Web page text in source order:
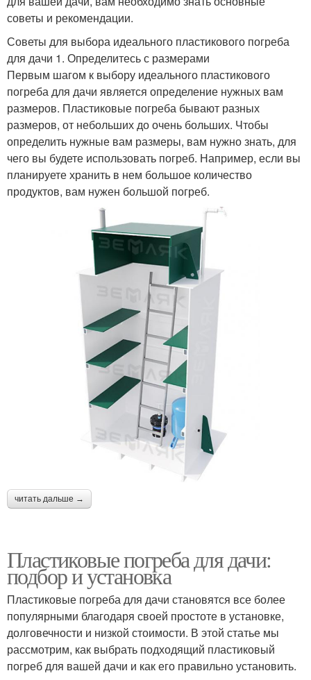
советы и рекомендации.
Советы для выбора идеального пластикового погреба
для дачи 1. Определитесь с размерами
Первым шагом к выбору идеального пластикового
погреба для дачи является определение нужных вам
размеров. Пластиковые погреба бывают разных
размеров, от небольших до очень больших. Чтобы
определить нужные вам размеры, вам нужно знать, для
чего вы будете использовать погреб. Например, если вы
планируете хранить в нем большое количество
продуктов, вам нужен большой погреб.
читать дальше →
Пластиковые погреба для дачи:
подбор и установка
Пластиковые погреба для дачи становятся все более
популярными благодаря своей простоте в установке,
долговечности и низкой стоимости. В этой статье мы
рассмотрим, как выбрать подходящий пластиковый
погреб для вашей дачи и как его правильно установить.